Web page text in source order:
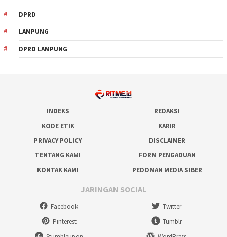
DPRD
LAMPUNG
DPRD LAMPUNG
INDEKS
REDAKSI
KODE ETIK
KARIR
PRIVACY POLICY
DISCLAIMER
TENTANG KAMI
FORM PENGADUAN
KONTAK KAMI
PEDOMAN MEDIA SIBER
JARINGAN SOCIAL
Facebook
Twitter
Pinterest
Tumblr